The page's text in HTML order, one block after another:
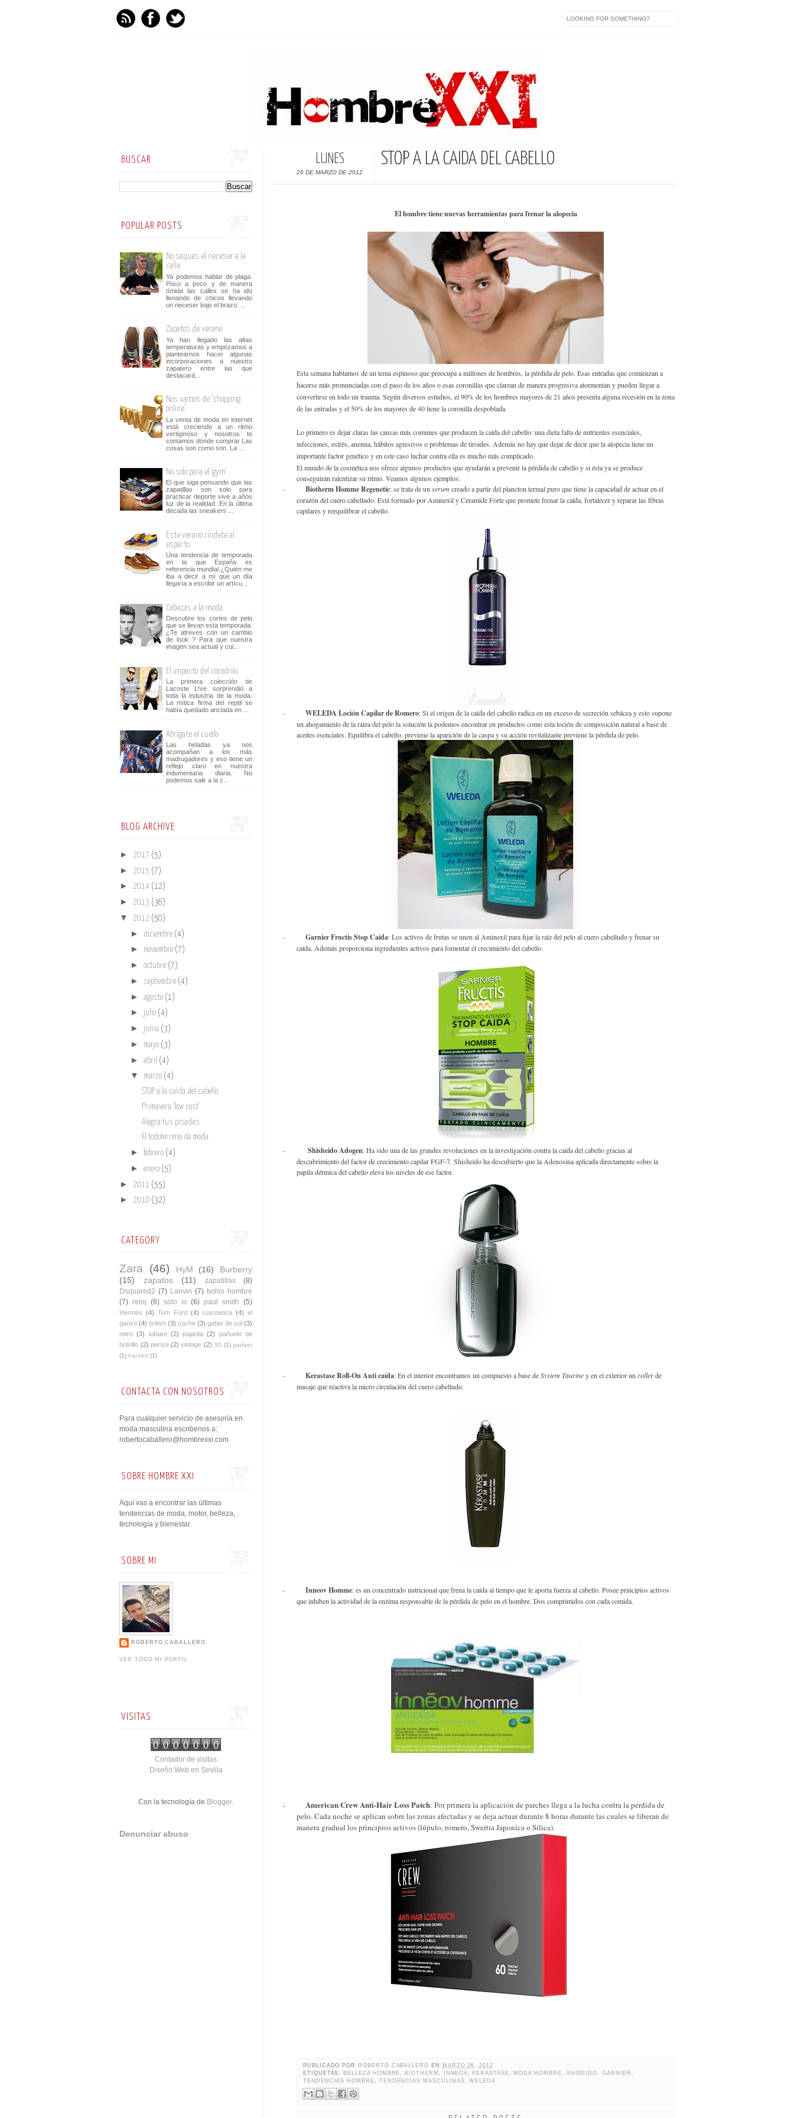
LUNES
26 DE MARZO DE 2012
STOP A LA CAÍDA DEL CABELLO
El hombre tiene nuevas herramientas para frenar la alopecia
Esta semana hablamos de un tema espinoso que preocupa a millones de hombres, la pérdida de pelo. Esas entradas que comienzan a
hacerse más pronunciadas con el paso de los años o esas coronillas que clarean de manera progresiva atormentan y pueden llegar a
convertirse en todo un trauma. Según diversos estudios, el 90% de los hombres mayores de 21 años presenta alguna recesión en la zona
de las entradas y el 50% de los mayores de 40 tiene la coronilla despoblada.
Lo primero es dejar claras las causas más comunes que producen la caída del cabello: una dieta falta de nutrientes esenciales,
infecciones, estrés, anemia, hábitos agresivos o problemas de tiroides. Además no hay que dejar de decir que la alopecia tiene un
importante factor genético y en este caso luchar contra ella es mucho más complicado.
El mundo de la cosmética nos ofrece algunos productos que ayudarán a prevenir la pérdida de cabello y si ésta ya se produce
conseguirán ralentizar su ritmo. Veamos algunos ejemplos:
-
Biotherm Homme Regenetic: se trata de un serumcreado a partir del plancton termal puro que tiene la capacidad de actuar en el
corazón del cuero cabelludo. Está formado por Aminexil y Ceramide Forte que promete frenar la caída, fortalecer y reparar las fibras
capilares y reequilibrar el cabello.
- WELEDA Loción Capilar de Romero: Si el origen de la caída del cabello radica en un exceso de secreción sebácea y esto supone
un ahogamiento de la raíza del pelo la solución la podemos encontrar en productos como esta loción de composición natural a base de
aceites esenciales. Equilibra el cabello, previene la aparición de la caspa y su acción revitalizante previene la pérdida de pelo.
- Garnier Fructis Stop Caída: Los activos de frutas se unen al Aminexil para fijar la raíz del pelo al cuero cabelludo y frenar su
caída. Además proporciona ingredientes activos para fomentar el crecimiento del cabello.
- Shisheido Adogen: Ha sido una de las grandes revoluciones en la investigación contra la caída del cabello gracias al
descubrimiento del factor de crecimiento capilar FGF-7. Shisheido ha descubierto que la Adenosina aplicada directamente sobre la
papila dérmica del cabello eleva los niveles de ese factor.
- Kerastase Roll-On Anti caída: En el interior encontramos un compuesto a base deSystem Tauriney en el exterior un rollerde
masaje que reactiva la micro circulación del cuero cabelludo.
- Inneov Homme: es un concentrado nutricional que frena la caída al tiempo que le aporta fuerza al cabello. Posee principios activos
que inhiben la actividad de la enzima responsable de la pérdida de pelo en el hombre. Dos comprimidos con cada comida.
- American Crew Anti-Hair Loss Patch: Por primera la aplicación de parches llega a la lucha contra la pérdida de
pelo. Cada noche se aplican sobre las zonas afectadas y se deja actuar durante 8 horas durante las cuales se liberan de
manera gradual los principios activos (lúpulo, romero, Swertia Japonica o Sílica).
PUBLICADO POR ROBERTO CABALLERO EN
MARZO 26, 2012
ETIQUETAS: BELLEZA HOMBRE, BIOTHERM , INNEOV, KERASTASE, MODA HOMBRE, SHISEIDO. GARNIER ,
TENDENCIAS HOMBRE, TENDENCIAS MASCULINAS,WELEDA
BUSCAR
POPULAR POSTS
No saques el neceser a la
calle
Ya podemos hablar de plaga.
Poco a poco y de manera
tímida las calles se ha ido
llenando de chicos llevando
un neceser bajo el brazo. ...
Zapatos de verano
Ya han llegado las altas
temperaturas y empezamos a
plantearnos hacer algunas
incorporaciones a nuestro
zapatero entre las que
destacará...
Nos vamos de ‘shopping
online’
La venta de moda en internet
está creciendo a un ritmo
vertiginoso y nosotros te
contamos dónde comprar Las
cosas son como son. La ...
No solo para el 'gym'
El que siga pensando que las
zapatillas son solo para
practicar deporte vive a años
luz de la realidad. En la última
década las sneakers ...
Este verano ríndete al
esparto
Una tendencia de temporada
en la que España es
referencia mundial ¿Quién me
iba a decir a mí que un día
llegaría a escribir un artícu...
Cabezas a la moda
Descubre los cortes de pelo
que se llevan esta temporada.
¿Te atreves con un cambio
de look ? Para que nuestra
imagen sea actual y cui...
El impacto del cocodrilo
La primera colección de
Lacoste L!ve sorprendió a
toda la industria de la moda.
La mítica firma del reptil se
había quedado anclada en ...
Abrígate el cuello
Las heladas ya nos
acompañan a los más
madrugadores y eso tiene un
reflejo claro en nuestra
indumentaria diaria. No
podemos salir a la c...
BLOG ARCHIVE
► 2017 (5)
► 2015 (7)
► 2014 (12)
► 2013 (36)
▼ 2012 (50)
► diciembre (4)
► noviembre (7)
► octubre (7)
► septiembre (4)
► agosto (1)
► julio (4)
► junio (3)
► mayo (3)
► abril (4)
▼ marzo (4)
STOP a la caída del cabello
Primavera ‘low cost’
Alegra tus pisadas
El todoterreno de moda
► febrero (4)
► enero (5)
► 2011 (55)
► 2010 (32)
CATEGORY
Zara (46) HyM (16)
Burberry
(15)
zapatos (11) zapatillas
(8)
Dsquared2 (7) Lanvin (7) bolso hombre
(7) reloj (6) solo io (6) paul smith (5)
Hermés (4) Tom Ford (4) cosmetica (4) el
ganso (4) british (3) coche (3) gafas de sol (3)
retro (3) lubiam (2) pajarita (2)
pañuelo de
bolsillo (2) persol (2) vintage (2) 3D (1) gadget
(1) hackett (1)
CONTACTA CON NOSOTROS
Para cualquier servicio de asesoría en
moda masculina escribenos a:
robertocaballero@hombrexxi.com
SOBRE HOMBRE XXI
Aquí vas a encontrar las últimas
tendencias de moda, motor, belleza,
tecnología y bienestar.
SOBRE MI
ROBERTO CABALLERO
VER TODO MI PERFIL
VISITAS
Contador de visitas
Diseño Web en Sevilla
Con la tecnología de Blogger.
Denunciar abuso